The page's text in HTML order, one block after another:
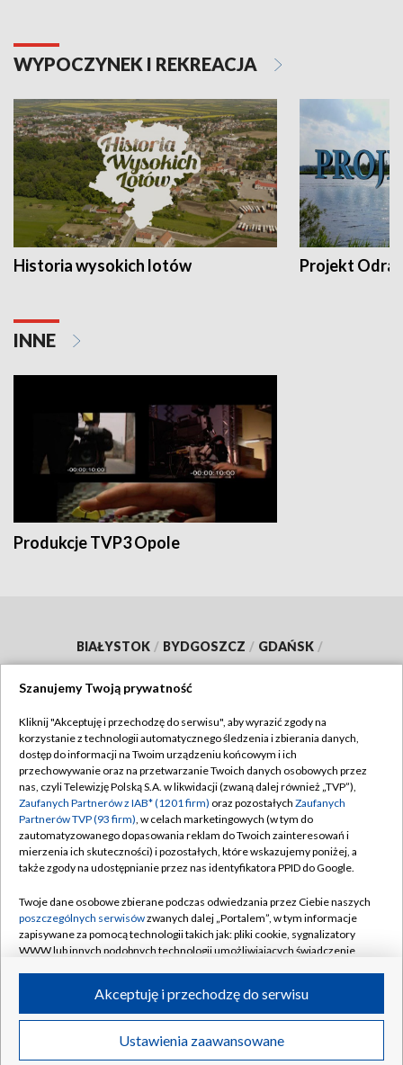
WYPOCZYNEK I REKREACJA
Historia wysokich lotów Projekt Odra
INNE
Produkcje TVP3 Opole
BIAŁYSTOK / BYDGOSZCZ / GDAŃSK /
OPOLE / POZNAŃ / RZESZÓW /
SZCZECIN
WARSZAWA WROCŁAW
Dołącz do nas:
Abonament TVP
Emisja w TVP
Centrum informacji TVP
Naziemna Telewizja Cyfrowa
Regulamin TVP
Polityka prywatności
Pomoc
Biuro reklamy
Szanujemy Twoją prywatność
Kliknij "Akceptuję i przechodzę do serwisu", aby wyrazić zgody na
korzystanie z technologii automatycznego śledzenia i zbierania danych,
dostęp do informacji na Twoim urządzeniu końcowym i ich
przechowywanie oraz na przetwarzanie Twoich danych osobowych przez
nas, czyli Telewizję Polską S.A. w likwidacji (zwaną dalej również „TVP”),
Zaufanych Partnerów z IAB* (1201 firm) oraz pozostałych Zaufanych
Partnerów TVP (93 firm), w celach marketingowych (w tym do
zautomatyzowanego dopasowania reklam do Twoich zainteresowań i
mierzenia ich skuteczności) i pozostałych, które wskazujemy poniżej, a
także zgody na udostępnianie przez nas identyfikatora PPID do Google.
Twoje dane osobowe zbierane podczas odwiedzania przez Ciebie naszych
poszczególnych serwisówzwanych dalej „Portalem”, w tym informacje
zapisywane za pomocą technologii takich jak: pliki cookie, sygnalizatory
WWW lub innych podobnych technologii umożliwiających świadczenie
ruchu w Internecie.
Twoje dane osobowe zbierane podczas odwiedzania przez Ciebie
poszczególnych serwisówna Portalu, takie jak adresy IP, identyfikatory
Ustawienia zaawansowane
Akceptuję i przechodzę do serwisu